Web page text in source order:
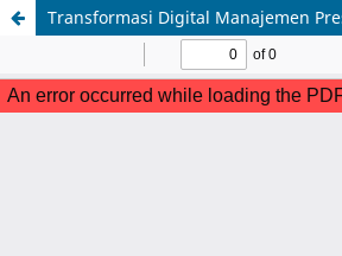
Transformasi Digital Manajemen